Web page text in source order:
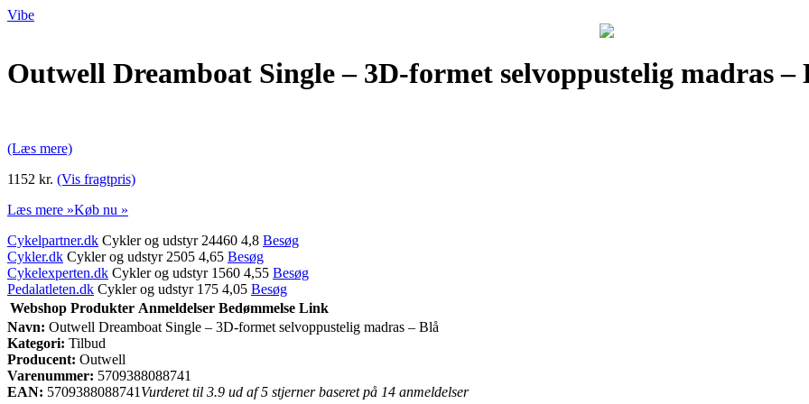
Vibe
Outwell Dreamboat Single – 3D-formet selvoppustelig madras –
(Læs mere)
1152 kr. (Vis fragtpris)
Læs mere »Køb nu »
Cykelpartner.dk Cykler og udstyr 24460 4,8 Besøg
Cykler.dk Cykler og udstyr 2505 4,65 Besøg
Cykelexperten.dk Cykler og udstyr 1560 4,55 Besøg
Pedalatleten.dk Cykler og udstyr 175 4,05 Besøg
Webshop Produkter Anmeldelser Bedømmelse Link
Navn: Outwell Dreamboat Single – 3D-formet selvoppustelig madras – Blå
Kategori: Tilbud
Producent: Outwell
Varenummer: 5709388088741
EAN: 5709388088741 Vurderet til 3.9 ud af 5 stjerner baseret på 14 anmeldelser